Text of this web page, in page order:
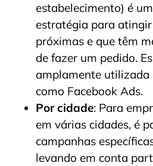
estabelecimento) é
estratégia para
próximas e que têm
de fazer um pedido.
amplamente
como Facebook Ads.
Por cidade: Para
em várias cidades, é
campanhas
levando em conta